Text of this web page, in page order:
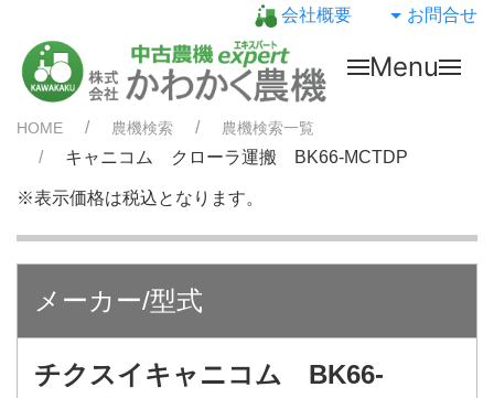
会社概要 お問合せ
Menu
HOME 農機検索 農機検索一覧
キャニコム クローラ運搬 BK66-MCTDP
※表示価格は税込となります。
メーカー/型式
チクスイキャニコム BK66-